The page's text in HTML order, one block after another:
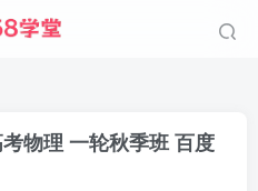
物理 一轮秋季班 百度